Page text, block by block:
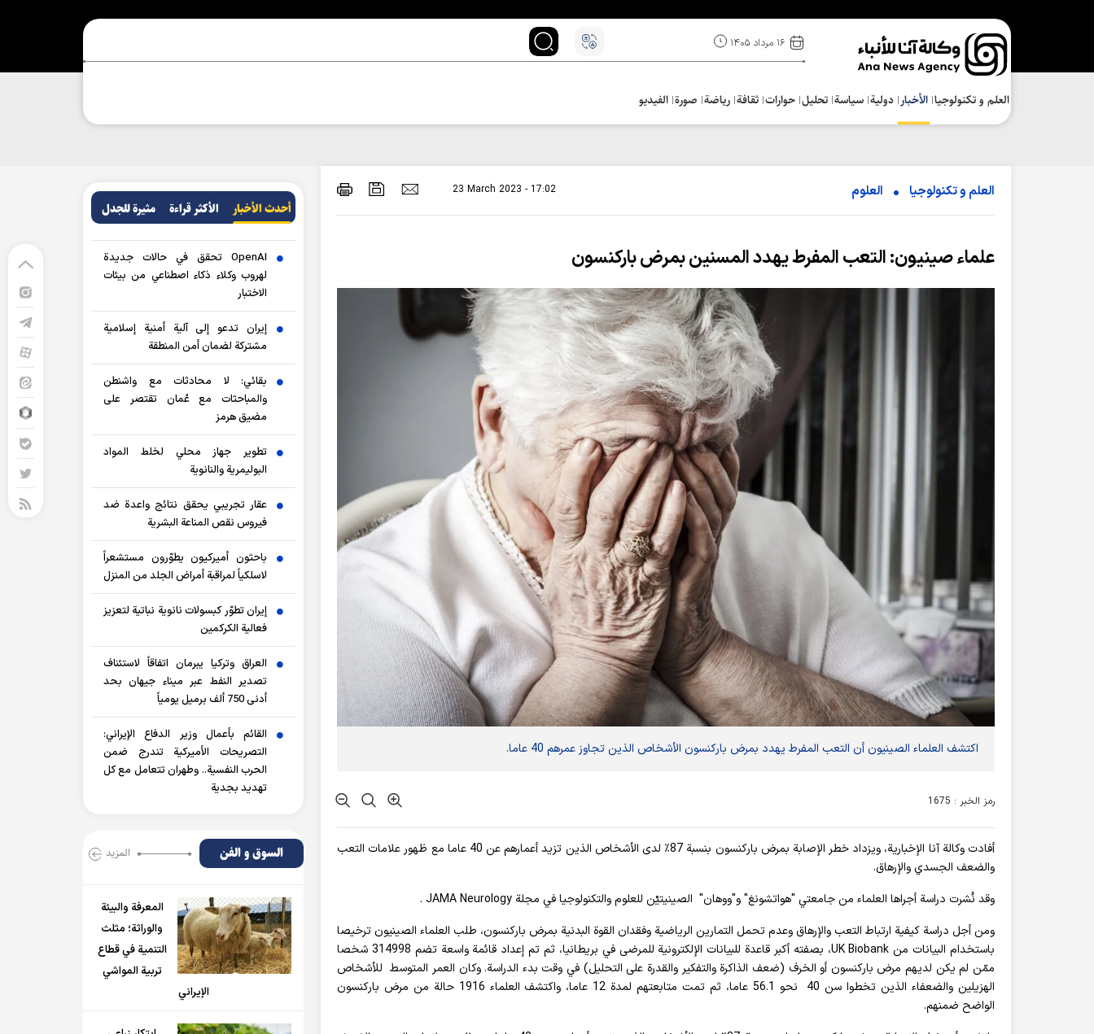
۱۶ مرداد ۱۴۰۵
العلم و تکنولوجیا الأخبار دولية سياسة تحلیل حوارات ثقافة رياضة صورة الفيديو
العلم و تکنولوجیا العلوم 23 March 2023 - 17:02
علماء صينيون: التعب المفرط يهدد المسنين بمرض باركنسون
اكتشف العلماء الصينيون أن التعب المفرط يهدد بمرض باركنسون الأشخاص الذين تجاوز عمرهم 40 عاما.
رمز الخبر : 1675
أفادت وکالة آنا الإخباریة، ويزداد خطر الإصابة بمرض باركنسون بنسبة 87٪ لدى الأشخاص الذين تزيد أعمارهم عن 40 عاما مع ظهور علامات التعب
والضعف الجسدي والإرهاق.
وقد نُشرت دراسة أجراها العلماء من جامعتي "هواتشونغ" و"ووهان" الصينيتيْن للعلوم والتكنولوجيا في مجلة JAMA Neurology .
ومن أجل دراسة كيفية ارتباط التعب والإرهاق وعدم تحمل التمارين الرياضية وفقدان القوة البدنية بمرض باركنسون، طلب العلماء الصينيون ترخيصا
باستخدام البيانات من UK Biobank، بصفته أكبر قاعدة للبيانات الإلكترونية للمرضى في بريطانيا، ثم تم إعداد قائمة واسعة تضم 314998 شخصا
ممّن لم يكن لديهم مرض باركنسون أو الخرف (ضعف الذاكرة والتفكير والقدرة على التحليل) في وقت بدء الدراسة. وكان العمر المتوسط للأشخاص
الهزيلين والضعفاء الذين تخطوا سن 40 نحو 56.1 عاما، ثم تمت متابعتهم لمدة 12 عاما، واكتشف العلماء 1916 حالة من مرض باركنسون
الواضح ضمنهم.
أحدث الأخبار الأکثر قراءة مثيرة للجدل
OpenAI تحقق في حالات جديدة
لهروب وكلاء ذكاء اصطناعي من بيئات
الاختبار
إيران تدعو إلى آلية أمنية إسلامية
مشتركة لضمان أمن المنطقة
بقائي: لا محادثات مع واشنطن
والمباحثات مع عُمان تقتصر على
مضيق هرمز
تطوير جهاز محلي لخلط المواد
البوليمرية والنانوية
عقار تجريبي يحقق نتائج واعدة ضد
فيروس نقص المناعة البشرية
باحثون أميركيون يطوّرون مستشعراً
لاسلكياً لمراقبة أمراض الجلد من المنزل
إيران تطوّر كبسولات نانوية نباتية لتعزيز
فعالية الكركمين
العراق وتركيا يبرمان اتفاقاً لاستئناف
تصدير النفط عبر ميناء جيهان بحد
أدنى 750 ألف برميل يومياً
القائم بأعمال وزير الدفاع الإيراني:
التصريحات الأميركية تندرج ضمن
الحرب النفسية.. وطهران تتعامل مع كل
تهديد بجدية
السوق و الفن المزید
المعرفة والبيئة
والوراثة؛ مثلث
التنمية في قطاع
تربية المواشي
الإيراني